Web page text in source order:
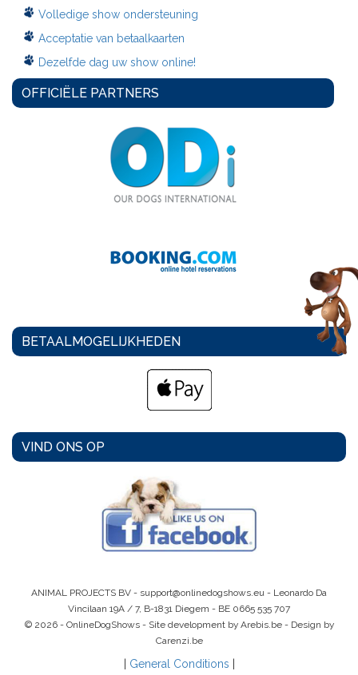
Volledige show ondersteuning
Acceptatie van betaalkaarten
Dezelfde dag uw show online!
OFFICIËLE PARTNERS
BETAALMOGELIJKHEDEN
VIND ONS OP
ANIMAL PROJECTS BV - support@onlinedogshows.eu - Leonardo Da
Vincilaan 19A / 7, B-1831 Diegem - BE 0665 535 707
© 2026 - OnlineDogShows - Site development by Arebis.be - Design by
Carenzi.be
General Conditions